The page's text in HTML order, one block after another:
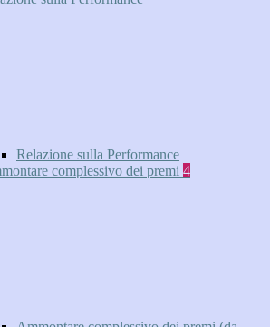
Relazione sulla Performance
complessivo dei premi 4